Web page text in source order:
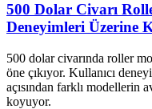
500 Dolar Civarı
Deneyimleri Üzerine
500 dolar civarında roller
öne çıkıyor. Kullanıcı
açısından farklı modellerin
koyuyor.